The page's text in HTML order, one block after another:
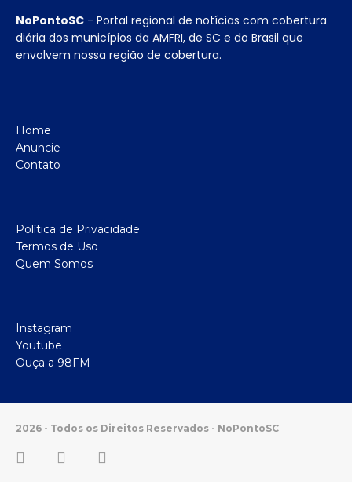
NoPontoSC - Portal regional de notícias com cobertura
diária dos municípios da AMFRI, de SC e do Brasil que
envolvem nossa região de cobertura.
Home
Anuncie
Contato
Política de Privacidade
Termos de Uso
Quem Somos
Instagram
Youtube
Ouça a 98FM
2026 - Todos os Direitos Reservados - NoPontoSC